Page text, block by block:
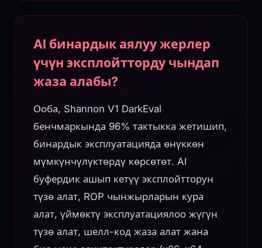
AI бинардык аялуу жерлер
үчүн эксплойтторду чындап
жаза алабы?
Ооба, Shannon V1 DarkEval
бенчмаркында 96% тактыкка жетишип,
бинардык эксплуатацияда өнүккөн
мүмкүнчүлүктөрдү көрсөтөт. AI
буфердик ашып кетүү эксплойтторун
түзө алат, ROP чынжырларын кура
алат, үймөктү эксплуатациялоо жүгүн
түзө алат, шелл-код жаза алат жана